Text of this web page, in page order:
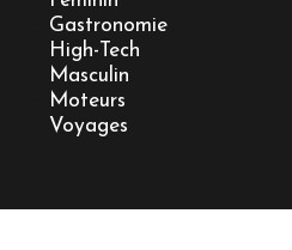
Gastronomie
High-Tech
Masculin
Moteurs
Voyages